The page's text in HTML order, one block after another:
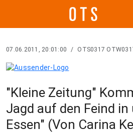
07.06.2011, 20:01:00 / OTS0317
"Kleine Zeitung"
Jagd auf den Feind in
Essen" (Von Carina